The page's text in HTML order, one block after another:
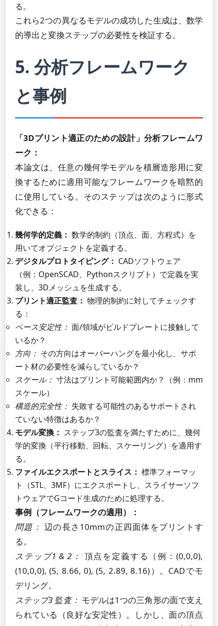
る。
これら2つの異なるモデルの成功した生成は、数学
的導出と変換ステップの必要性を検証する。
5. 分析フレームワーク
と事例
「3Dプリント適正のための設計」分析フレームワ
ーク：
本論文は、任意の幾何学モデルを積層造形用に変
換するために適用可能なフレームワークを暗黙的
に使用している。そのステップは次のように形式
化できる：
幾何学的定義： 数学的制約（頂点、面、方程式）を
用いてオブジェクトを定義する。
デジタルプロトタイピング： CADソフトウェア
（例：OpenSCAD、Pythonスクリプト）で定義を実
装し、3Dメッシュを生成する。
プリント適正監査： 物理的制約に対してチェックす
る：
ベース安定性： 面/領域がビルドプレートに接触して
いるか？
方向： その方向はオーバーハングを最小化し、サポ
ート材の必要性を減らしているか？
スケール： 寸法はプリント可能範囲内か？（例：mm
スケール）
構造的完全性： 失敗する可能性のあるサポートされ
ていない特徴はあるか？
モデル変換： ステップ3の監査を満たすために、幾何
学的変換（平行移動、回転、スケーリング）を適用す
る。
ファイルエクスポートとスライス： 標準フォーマッ
ト（STL、3MF）にエクスポートし、スライサーソフ
トウェアでGコード生成のために処理する。
事例（フレームワークの適用）：
問題： 辺の長さ10mmの正四面体をプリントす
る。
ステップ1 & 2： 頂点を定義する（例：(0,0,0),
(10,0,0), (5, 8.66, 0), (5, 2.89, 8.16)）。CADでモ
デリング。
ステップ3 監査： モデルは1つの三角形の面で支え
られている（良好な安定性）。しかし、面の頂点